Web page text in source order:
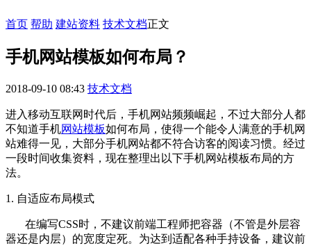
首页 帮助 建站资料 技术文档正文
手机网站模板如何布局？
2018-09-10 08:43 技术文档
进入移动互联网时代后，手机网站频频崛起，不过大部分人都
不知道手机网站模板如何布局，使得一个能令人满意的手机网
站难得一见，大部分手机网站都不符合访客的阅读习惯。经过
一段时间收集资料，现在整理出以下手机网站模板布局的方
法。
1. 自适应布局模式
在编写CSS时，不建议前端工程师把容器（不管是外层容
器还是内层）的宽度定死。为达到适配各种手持设备，建议前